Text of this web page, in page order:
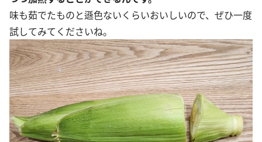
味も茹でたものと遜色ないくらいおいしいので、ぜひ一度
試してみてくださいね。